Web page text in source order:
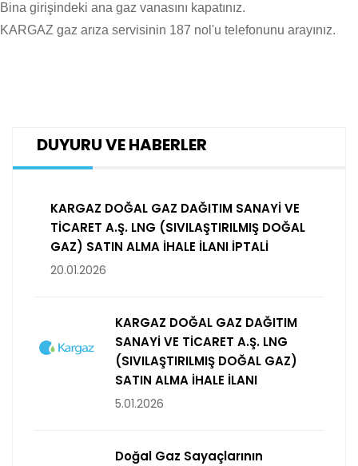
Bina girişindeki ana gaz vanasını kapatınız.
KARGAZ gaz arıza servisinin 187 nol'u telefonunu arayınız.
DUYURU VE HABERLER
KARGAZ DOĞAL GAZ DAĞITIM SANAYİ VE
TİCARET A.Ş. LNG (SIVILAŞTIRILMIŞ DOĞAL
GAZ) SATIN ALMA İHALE İLANI İPTALİ
20.01.2026
KARGAZ DOĞAL GAZ DAĞITIM
SANAYİ VE TİCARET A.Ş. LNG
(SIVILAŞTIRILMIŞ DOĞAL GAZ)
SATIN ALMA İHALE İLANI
5.01.2026
Doğal Gaz Sayaçlarının